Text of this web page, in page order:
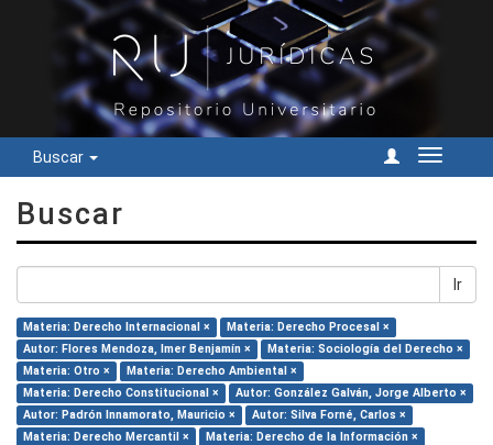
Buscar
Cambiar
Buscar
Ir
Materia: Derecho Internacional ×
Materia: Derecho Procesal ×
Autor: Flores Mendoza, Imer Benjamín ×
Materia: Sociología del Derecho ×
Materia: Otro ×
Materia: Derecho Ambiental ×
Materia: Derecho Constitucional ×
Autor: González Galván, Jorge Alberto ×
Autor: Padrón Innamorato, Mauricio ×
Autor: Silva Forné, Carlos ×
Materia: Derecho Mercantil ×
Materia: Derecho de la Información ×